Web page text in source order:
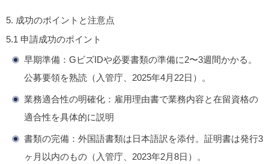
5. 成功のポイントと注意点
5.1 申請成功のポイント
早期準備 ：GビズIDや必要書類の準備に2〜3週間かかる。
公募要領を熟読（入管庁、2025年4月22日）。
業務適合性の明確化 ：雇用理由書で業務内容と在留資格の
適合性を具体的に説明
書類の完備 ：外国語書類は日本語訳を添付。証明書は発行3
ヶ月以内のもの（入管庁、2023年2月8日）。